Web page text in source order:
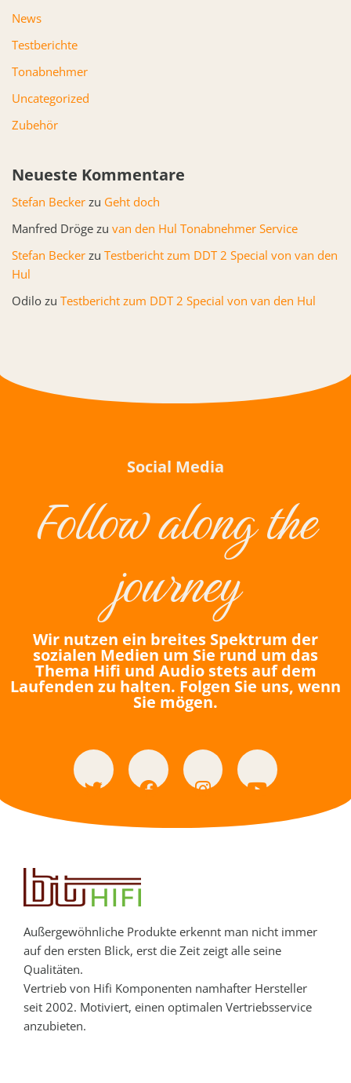
News
Testberichte
Tonabnehmer
Uncategorized
Zubehör
Neueste Kommentare
Stefan Becker zu Geht doch
Manfred Dröge zu van den Hul Tonabnehmer Service
Stefan Becker zu Testbericht zum DDT 2 Special von van den
Hul
Odilo zu Testbericht zum DDT 2 Special von van den Hul
Social Media
Follow along the
journey
Wir nutzen ein breites Spektrum der
sozialen Medien um Sie rund um das
Thema Hifi und Audio stets auf dem
Laufenden zu halten. Folgen Sie uns, wenn
Sie mögen.
Außergewöhnliche Produkte erkennt man nicht immer
auf den ersten Blick, erst die Zeit zeigt alle seine
Qualitäten.
Vertrieb von Hifi Komponenten namhafter Hersteller
seit 2002. Motiviert, einen optimalen Vertriebsservice
anzubieten.